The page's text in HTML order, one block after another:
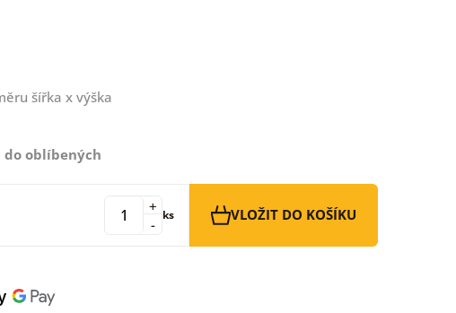
šířka x výška
do oblíbených
-
+ ks VLOŽIT DO KOŠÍKU